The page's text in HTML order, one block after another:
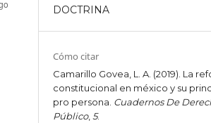
DOCTRINA
Cómo citar
Camarillo Govea, L. A. (2019). La
constitucional en méxico y su
pro persona. Cuadernos De
Público,5.